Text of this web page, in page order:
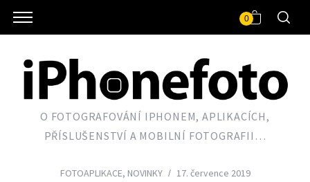
0
O FOTOGRAFOVÁNÍ IPHONEM, APLIKACÍCH,
PŘÍSLUŠENSTVÍ A MOBILNÍ FOTOGRAFII…
FOTOAPLIKACE, NOVINKY 17. července 2019